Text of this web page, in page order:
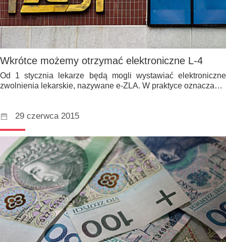
Wkrótce możemy otrzymać elektroniczne L-4
Od 1 stycznia lekarze będą mogli wystawiać elektroniczne
zwolnienia lekarskie, nazywane e-ZLA. W praktyce oznacza…
29 czerwca 2015